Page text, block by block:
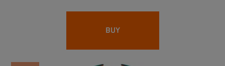
BUY